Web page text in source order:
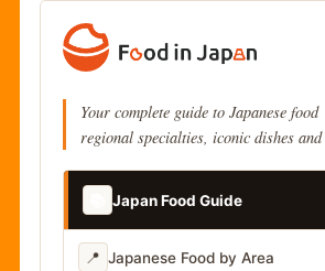
Your complete guide to Japanese food
regional specialties, iconic dishes and
Japan Food Guide
📍 Japanese Food by Area